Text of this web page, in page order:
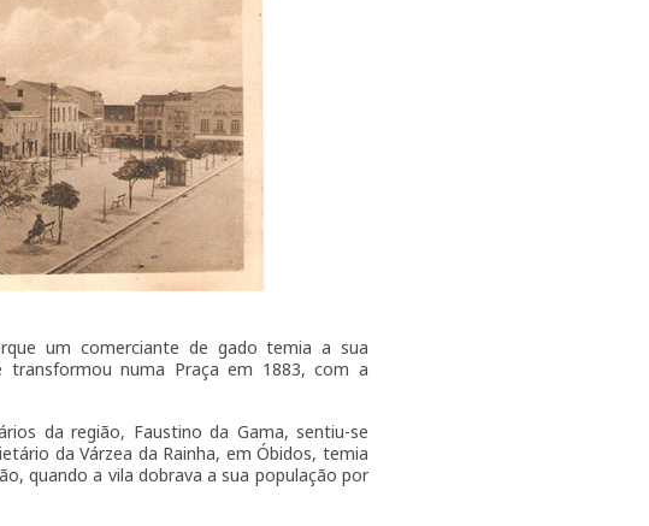
um comerciante de gado temia a sua
transformou numa Praça em 1883, com a
da região, Faustino da Gama, sentiu-se
da Várzea da Rainha, em Óbidos, temia
quando a vila dobrava a sua população por